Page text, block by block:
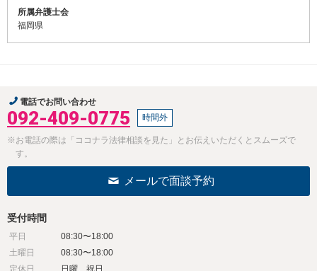
所属弁護士会
福岡県
電話でお問い合わせ
092-409-0775 時間外
※お電話の際は「ココナラ法律相談を見た」とお伝えいただくとスムーズで
す。
メールで面談予約
受付時間
平日
08:30〜18:00
土曜日
08:30〜18:00